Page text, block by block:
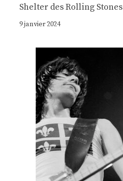
Shelter des Rolling Stones
9 janvier 2024